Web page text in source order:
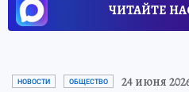
ЧИТАЙТЕ
НОВОСТИ ОБЩЕСТВО 24 июня